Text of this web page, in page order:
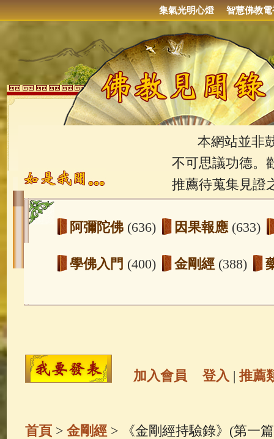
集氣光明心燈 智慧佛教電
本網站並非鼓
不可思議功德。
推薦待蒐集見證
阿彌陀佛 (636) 因果報應 (633)
學佛入門 (400) 金剛經 (388)
玉曆寶鈔(236) 地藏經(225)
高僧故事 (141) 放生護生 (133)
加入會員 登入 | 推薦
首頁> 金剛經> 《金剛經持驗錄》(第一